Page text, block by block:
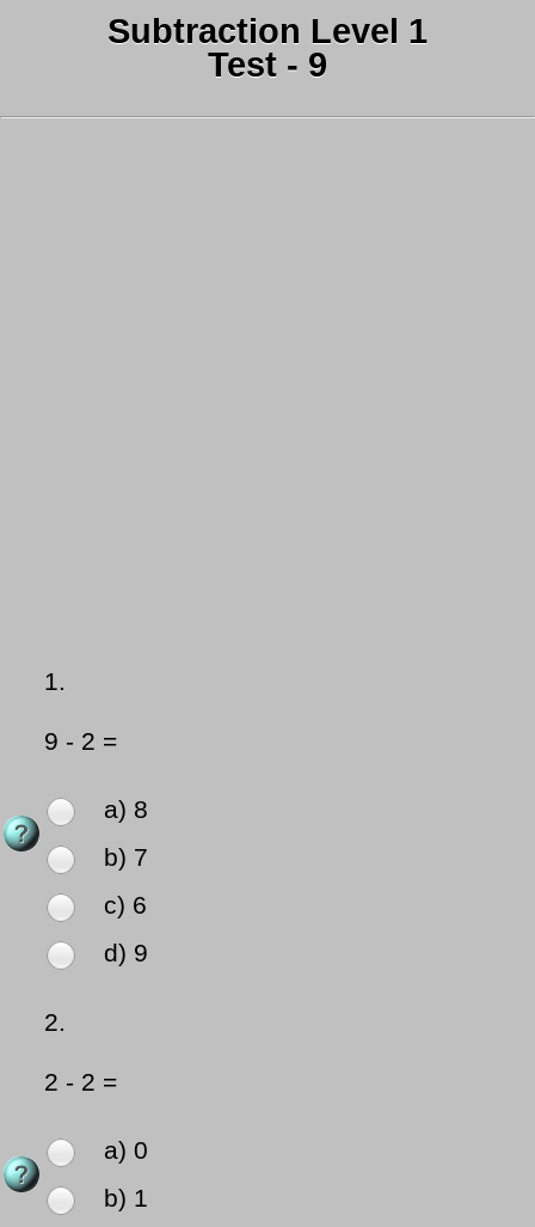
Subtraction Level 1
Test - 9
1.
9 - 2 =
a) 8
b) 7
c) 6
d) 9
2.
2 - 2 =
a) 0
b) 1